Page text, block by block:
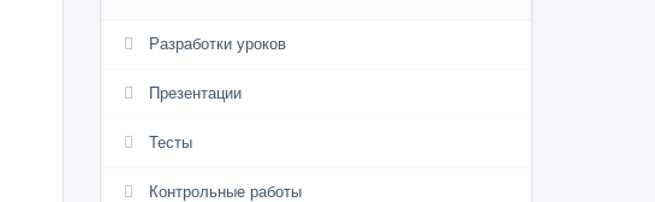
Разработки уроков
Презентации
Тесты
Контрольные работы